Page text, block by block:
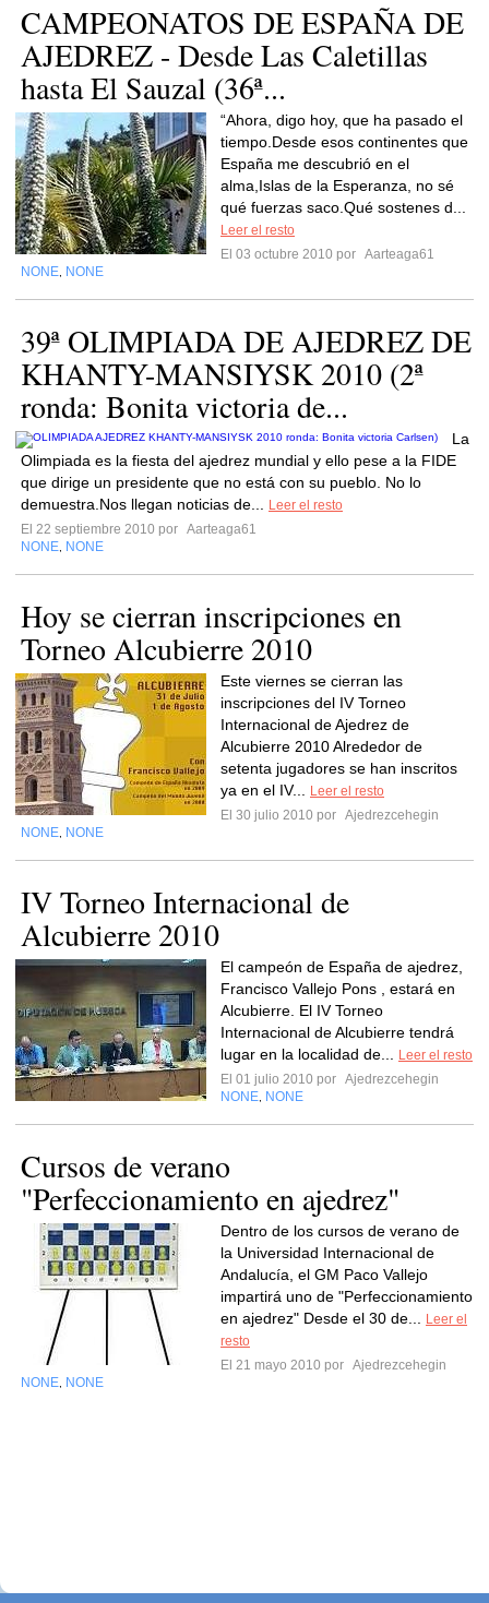
CAMPEONATOS DE ESPAÑA DE
AJEDREZ - Desde Las Caletillas
hasta El Sauzal (36ª...
“Ahora, digo hoy, que ha pasado el
tiempo.Desde esos continentes que
España me descubrió en el
alma,Islas de la Esperanza, no sé
qué fuerzas saco.Qué sostenes d...
Leer el resto
El 03 octubre 2010 por Aarteaga61
NONE NONE
39ª OLIMPIADA DE AJEDREZ DE
KHANTY-MANSIYSK 2010 (2ª
ronda: Bonita victoria de...
La
Olimpiada es la fiesta del ajedrez mundial y ello pese a la FIDE
que dirige un presidente que no está con su pueblo. No lo
demuestra.Nos llegan noticias de...
Leer el resto
El 22 septiembre 2010 por Aarteaga61
NONE NONE
Hoy se cierran inscripciones en
Torneo Alcubierre 2010
Este viernes se cierran las
inscripciones del IV Torneo
Internacional de Ajedrez de
Alcubierre 2010 Alrededor de
setenta jugadores se han inscritos
ya en el IV...
Leer el resto
El 30 julio 2010 por Ajedrezcehegin
NONE NONE
IV Torneo Internacional de
Alcubierre 2010
El campeón de España de ajedrez,
Francisco Vallejo Pons , estará en
Alcubierre. El IV Torneo
Internacional de Alcubierre tendrá
lugar en la localidad de...
Leer el resto
El 01 julio 2010 por Ajedrezcehegin
NONE NONE
Cursos de verano
"Perfeccionamiento en ajedrez"
Dentro de los cursos de verano de
la Universidad Internacional de
Andalucía, el GM Paco Vallejo
impartirá uno de "Perfeccionamiento
en ajedrez" Desde el 30 de...
Leer el
resto
El 21 mayo 2010 por Ajedrezcehegin
NONE NONE